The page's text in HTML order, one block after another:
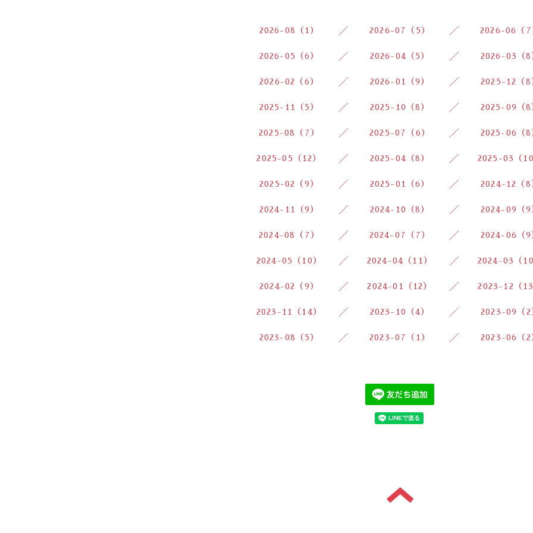
2026-08（1） 2026-07（5） 2026-06（7
2026-05（6） 2026-04（5） 2026-03（8
2026-02（6） 2026-01（9） 2025-12（8
2025-11（5） 2025-10（8） 2025-09（8
2025-08（7） 2025-07（6） 2025-06（8
2025-05（12） 2025-04（8） 2025-03（10
2025-02（9） 2025-01（6） 2024-12（8
2024-11（9） 2024-10（8） 2024-09（9
2024-08（7） 2024-07（7） 2024-06（9
2024-05（10） 2024-04（11） 2024-03（10
2024-02（9） 2024-01（12） 2023-12（13
2023-11（14） 2023-10（4） 2023-09（2
2023-08（5） 2023-07（1） 2023-06（2